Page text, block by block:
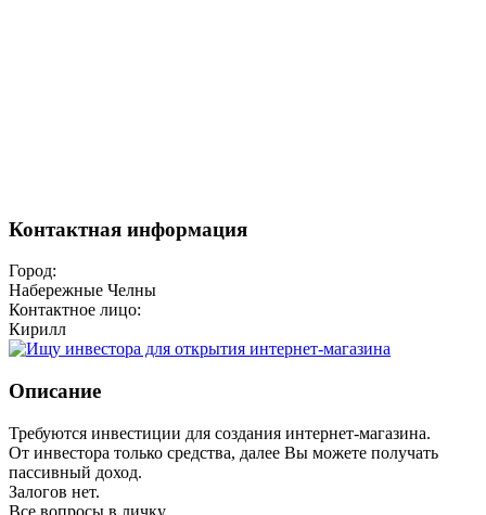
Контактная информация
Город:
Набережные Челны
Контактное лицо:
Кирилл
Описание
Требуются инвестиции для создания интернет-магазина.
От инвестора только средства, далее Вы можете получать
пассивный доход.
Залогов нет.
Все вопросы в личку.